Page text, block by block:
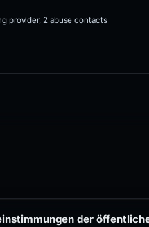
provider, 2 abuse contacts
der